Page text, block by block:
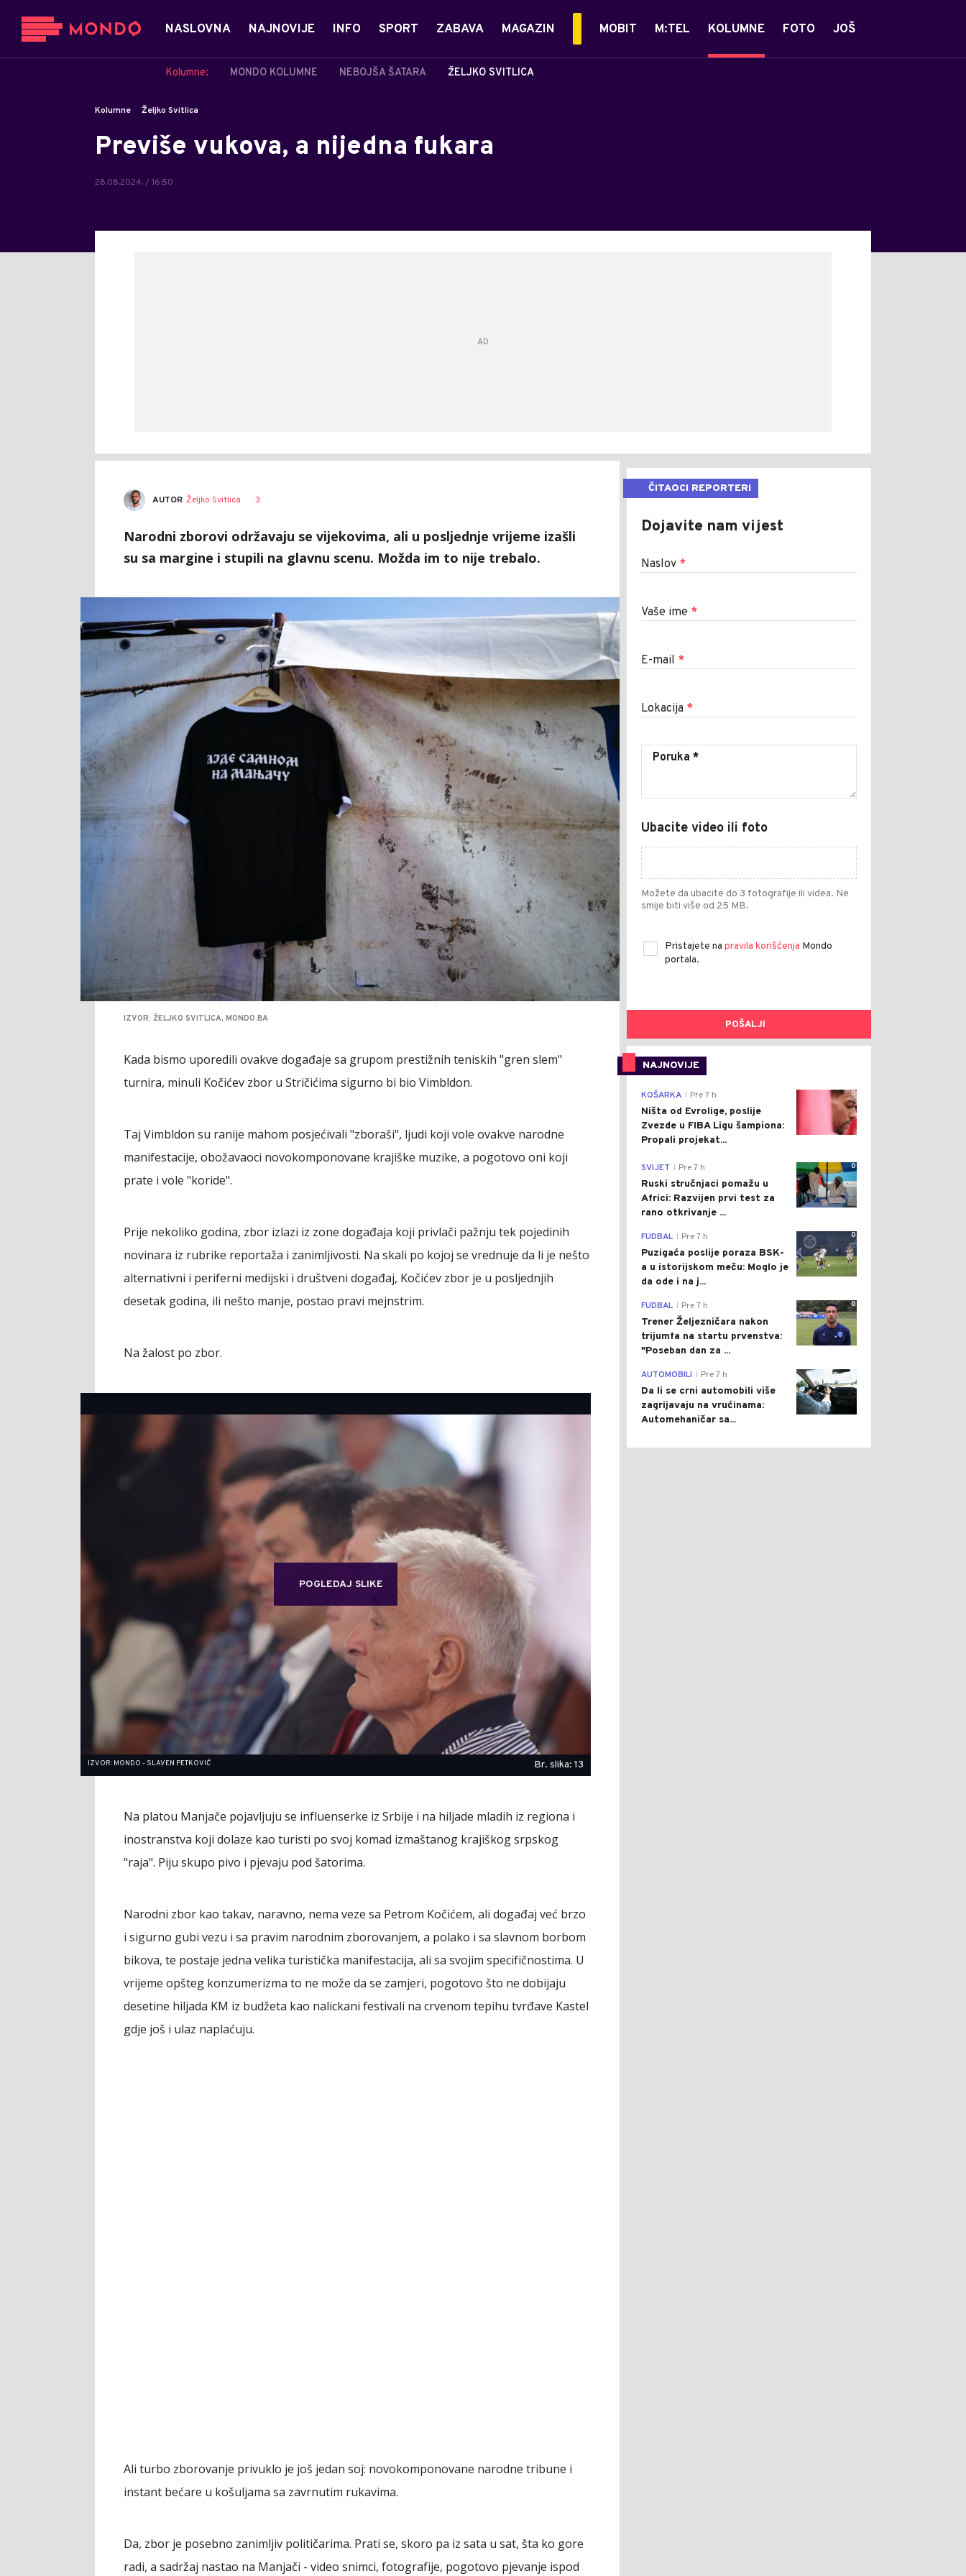
NASLOVNA NAJNOVIJE INFO SPORT ZABAVA MAGAZIN MOBIT M:TEL KOLUMNE
Kolumne: MONDO KOLUMNE NEBOJŠA ŠATARA ŽELJKO SVITLICA
FOTO JOŠ
Kolumne Željko Svitlica
Previše vukova, a nijedna fukara
28.08.2024. / 16:50
AUTOR Željko Svitlica 3
Narodni zborovi održavaju se vijekovima, ali u posljednje vrijeme izašli
su sa margine i stupili na glavnu scenu. Možda im to nije trebalo.
IZVOR: ŽELJKO SVITLICA, MONDO.BA
Kada bismo uporedili ovakve događaje sa grupom prestižnih teniskih "gren slem"
turnira, minuli Kočićev zbor u Stričićima sigurno bi bio Vimbldon.
Taj Vimbldon su ranije mahom posjećivali "zboraši", ljudi koji vole ovakve narodne
manifestacije, obožavaoci novokomponovane krajiške muzike, a pogotovo oni koji
prate i vole "koride".
Prije nekoliko godina, zbor izlazi iz zone događaja koji privlači pažnju tek pojedinih
novinara iz rubrike reportaža i zanimljivosti. Na skali po kojoj se vrednuje da li je nešto
alternativni i periferni medijski i društveni događaj, Kočićev zbor je u posljednjih
desetak godina, ili nešto manje, postao pravi mejnstrim.
Na žalost po zbor.
POGLEDAJ SLIKE
IZVOR: MONDO - SLAVEN PETKOVIĆ Br. slika: 13
Na platou Manjače pojavljuju se influenserke iz Srbije i na hiljade mladih iz regiona i
inostranstva koji dolaze kao turisti po svoj komad izmaštanog krajiškog srpskog
"raja". Piju skupo pivo i pjevaju pod šatorima.
Narodni zbor kao takav, naravno, nema veze sa Petrom Kočićem, ali događaj već brzo
i sigurno gubi vezu i sa pravim narodnim zborovanjem, a polako i sa slavnom borbom
bikova, te postaje jedna velika turistička manifestacija, ali sa svojim specifičnostima. U
vrijeme opšteg konzumerizma to ne može da se zamjeri, pogotovo što ne dobijaju
desetine hiljada KM iz budžeta kao nalickani festivali na crvenom tepihu tvrđave Kastel
gdje još i ulaz naplaćuju.
Ali turbo zborovanje privuklo je još jedan soj: novokomponovane narodne tribune i
instant bećare u košuljama sa zavrnutim rukavima.
Da, zbor je posebno zanimljiv političarima. Prati se, skoro pa iz sata u sat, šta ko gore
radi, a sadržaj nastao na Manjači - video snimci, fotografije, pogotovo pjevanje ispod
ČITAOCI REPORTERI
Dojavite nam vijest
Naslov *
Vaše ime *
E-mail *
Lokacija *
Ubacite video ili foto
Možete da ubacite do 3 fotografije ili videa. Ne
smije biti više od 25 MB.
Pristajete na pravila korišćenja Mondo
portala.
POŠALJI
NAJNOVIJE
0
KOŠARKA Pre 7 h
Ništa od Evrolige, poslije
Zvezde u FIBA Ligu šampiona:
Propali projekat...
0
SVIJET Pre 7 h
Ruski stručnjaci pomažu u
Africi: Razvijen prvi test za
rano otkrivanje ...
0
FUDBAL Pre 7 h
Puzigaća poslije poraza BSK-
a u istorijskom meču: Moglo je
da ode i na j...
0
FUDBAL Pre 7 h
Trener Željezničara nakon
trijumfa na startu prvenstva:
"Poseban dan za ...
0
AUTOMOBILI Pre 7 h
Da li se crni automobili više
zagrijavaju na vrućinama:
Automehaničar sa...